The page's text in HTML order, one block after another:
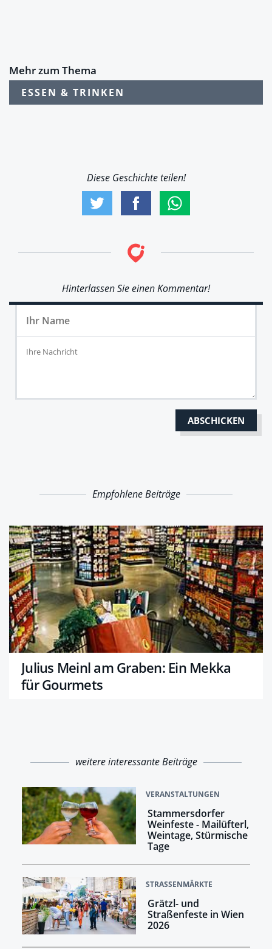
Mehr zum Thema
ESSEN & TRINKEN
Diese Geschichte teilen!
Hinterlassen Sie einen Kommentar!
Empfohlene Beiträge
Julius Meinl am Graben: Ein Mekka
für Gourmets
weitere interessante Beiträge
VERANSTALTUNGEN
Stammersdorfer
Weinfeste - Mailüfterl,
Weintage, Stürmische
Tage
STRASSENMÄRKTE
Grätzl- und
Straßenfeste in Wien
2026